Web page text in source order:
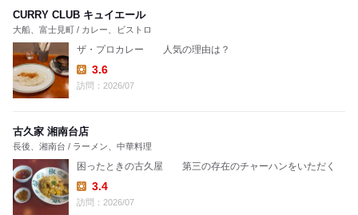
CURRY CLUB キュイエール
大船、富士見町 / カレー、ビストロ
ザ・プロカレー 人気の理由は？
Lunch:
3.6
訪問：2026/07
古久家 湘南台店
長後、湘南台 / ラーメン、中華料理
困ったときの古久屋 第三の存在のチャーハンをいただく
Lunch:
3.4
訪問：2026/07